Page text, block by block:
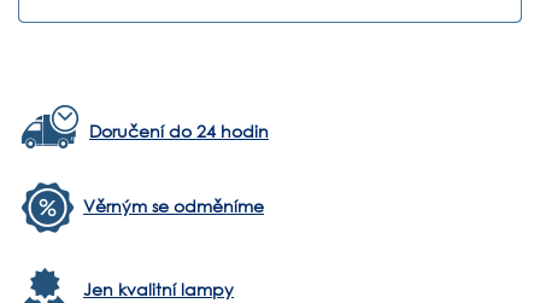
Doručení do 24 hodin
Věrným se odměníme
Jen kvalitní lampy